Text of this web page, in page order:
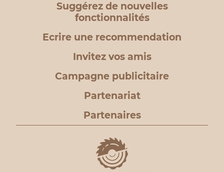
Suggérez de nouvelles
fonctionnalités
Ecrire une recommendation
Invitez vos amis
Campagne publicitaire
Partenariat
Partenaires